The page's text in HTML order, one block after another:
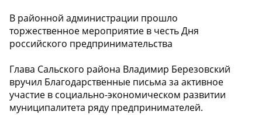
В районной администрации прошло
торжественное мероприятие в честь Дня
российского предпринимательства
Глава Сальского района Владимир Березовский
вручил Благодарственные письма за активное
участие в социально-экономическом развитии
муниципалитета ряду предпринимателей.